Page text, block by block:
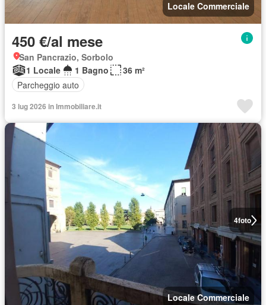
Locale Commerciale
450 €/al mese
San Pancrazio, Sorbolo
1 Locale
1 Bagno
36 m²
Parcheggio auto
3 lug 2026 in Immobiliare.it
4foto
Locale Commerciale